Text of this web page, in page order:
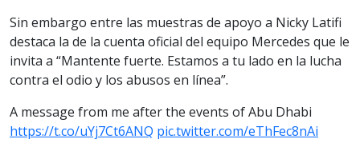
Sin embargo entre las muestras de apoyo a Nicky Latifi
destaca la de la cuenta oficial del equipo Mercedes que le
invita a “Mantente fuerte. Estamos a tu lado en la lucha
contra el odio y los abusos en línea”.
A message from me after the events of Abu Dhabi
https://t.co/uYj7Ct6ANQ pic.twitter.com/eThFec8nAi